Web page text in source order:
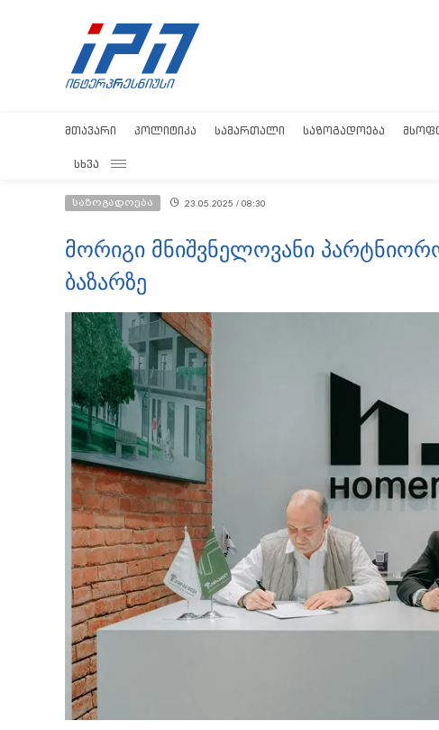
ᲛᲗᲐᲕᲐᲠᲘ ᲞᲝᲚᲘᲢᲘᲙᲐ ᲡᲐᲛᲐᲠᲗᲐᲚᲘ ᲡᲐᲖᲝᲒᲐᲓᲝᲔᲑᲐ
ᲡᲮᲕᲐ
საზოგადოება 23.05.2025 / 08:30
მორიგი მნიშვნელოვანი
ბაზარზე